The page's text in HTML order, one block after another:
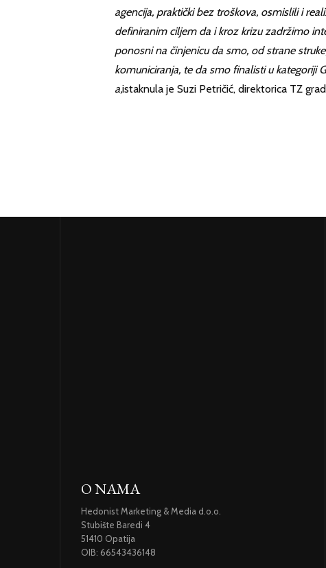
agencija, praktički bez troškova, osmislili i
definiranim ciljem da i kroz krizu zadržimo
ponosni na činjenicu da smo, od strane
komuniciranja, te da smo finalisti u kategoriji
a,istaknula je Suzi Petričić, direktorica TZ
O NAMA
Hedonist Marketing & Media d.o.o.
Stubište Baredi 4
51410 Opatija
OIB: 66543436148